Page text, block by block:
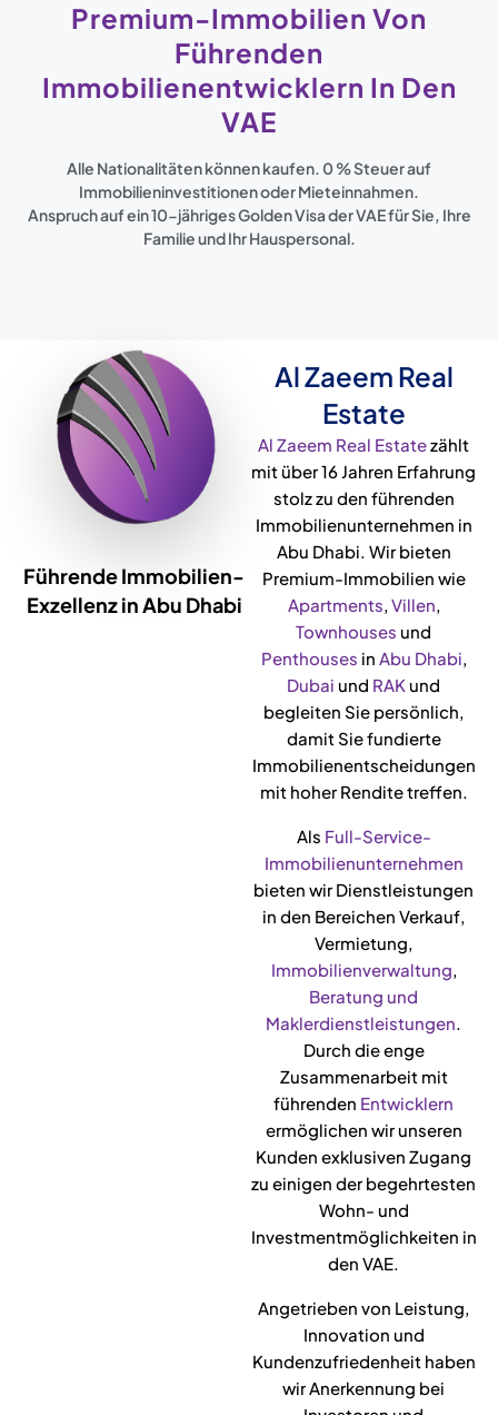
Premium-Immobilien Von
Führenden
Immobilienentwicklern In Den
VAE
Alle Nationalitäten können kaufen. 0 % Steuer auf
Immobilieninvestitionen oder Mieteinnahmen.
Anspruch auf ein 10-jähriges Golden Visa der VAE für Sie, Ihre
Familie und Ihr Hauspersonal.
Al Zaeem Real
Estate
Al Zaeem Real Estatezählt
mit über 16 Jahren Erfahrung
stolz zu den führenden
Immobilienunternehmen in
Abu Dhabi. Wir bieten
Premium-Immobilien wie
Apartments, Villen,
Townhouses und
Penthouses in Abu Dhabi,
Dubai und RAK und
begleiten Sie persönlich,
damit Sie fundierte
Immobilienentscheidungen
mit hoher Rendite treffen.
Als Full-Service-
Immobilienunternehmen
bieten wir Dienstleistungen
in den Bereichen Verkauf,
Vermietung,
Immobilienverwaltung,
Beratung und
Maklerdienstleistungen.
Durch die enge
Zusammenarbeit mit
führenden Entwicklern
ermöglichen wir unseren
Kunden exklusiven Zugang
zu einigen der begehrtesten
Wohn- und
Investmentmöglichkeiten in
den VAE.
Angetrieben von Leistung,
Innovation und
Kundenzufriedenheit haben
wir Anerkennung bei
Führende Immobilien-
Exzellenz in Abu Dhabi